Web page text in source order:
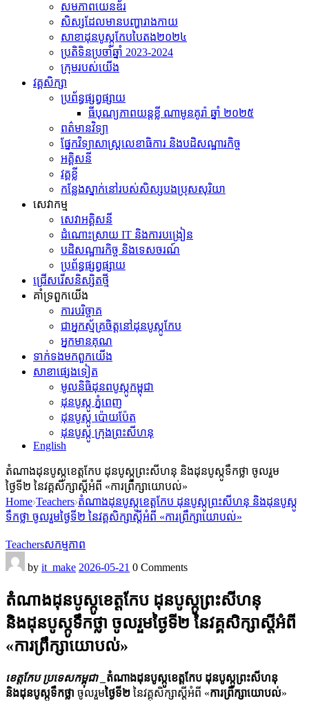
សមភាព​យេនឌ័រ
សិស្សដែលមានបញ្ហារាងកាយ
សាខាដុនបូស្កូកែបបៃតង២០២៤
ប្រតិទិនប្រចាំឆ្នាំ 2023-2024
ក្រុម​របស់​យើង
វគ្គសិក្សា
ប្រព័ន្ធផ្សព្វផ្សាយ
ធីបុណ្យភាពយន្តខ្លី ណាមូនគូរ៉ា ឆ្នាំ ២០២៥
ព​ត៌​មាន​វិទ្យា
ផ្នែកវិទ្យាសាស្រ្តលេខាធិការ និងបដិសណ្ឋារកិច្ច
អគ្គិសនី
វគ្គខ្លី
កន្លែងស្នាក់នៅរបស់សិស្សបងប្រុសសុរិយា
សេវាកម្ម
សេវាអគ្គិសនី
ដំណោះស្រាយ IT និងការបង្រៀន
បដិសណ្ឋារកិច្ច និងទេសចរណ៍
ប្រព័ន្ធផ្សព្វផ្សាយ
ជ្រើសរើសនិស្សិតថ្មី
គាំទ្រពួកយើង
ការបរិច្ចាគ
ជាអ្នកស្ម័គ្រចិត្តនៅដុនបូស្កូកែប
អ្នកមានគុណ
ទាក់ទង​មក​ពួក​យើង
សាខាផ្សេងទៀត
មូលនិធិដុនពបូស្កូកម្ពុជា
ដុនបូស្កូ ភ្នំពេញ
ដុនបូស្កូ ប៉ោយប៉ែត
ដុនបូស្កូ ក្រុងព្រះសីហនុ
English
តំណាងដុនបូស្កូខេត្តកែប ដុនបូស្កូព្រះសីហនុ និងដុនបូស្កូទឹកថ្លា ចូលរួម
ថ្ងៃទី២ នៃវគ្គសិក្សាស្តីអំពី «ការព្រឹក្សាយោបល់»
Home Teachers តំណាងដុនបូស្កូខេត្តកែប ដុនបូស្កូព្រះសីហនុ និងដុនបូស្កូ
ទឹកថ្លា ចូលរួមថ្ងៃទី២ នៃវគ្គសិក្សាស្តីអំពី «ការព្រឹក្សាយោបល់»
Teachersសកម្មភាព
by it_make 2026-05-21 0 Comments
តំណាងដុនបូស្កូខេត្តកែប ដុនបូស្កូព្រះសីហនុ
និងដុនបូស្កូទឹកថ្លា ចូលរួមថ្ងៃទី២ នៃវគ្គសិក្សាស្តីអំពី
«ការព្រឹក្សាយោបល់»
ខេត្តកែប​ប្រទេសកម្ពុជា _ ​តំណាងដុនបូស្កូខេត្តកែប ដុនបូស្កូព្រះសីហនុ
និងដុនបូស្កូទឹកថ្លា ចូលរួមថ្ងៃទី២ នៃវគ្គសិក្សាស្តីអំពី «ការព្រឹក្សាយោបល់»